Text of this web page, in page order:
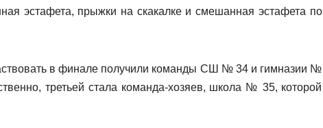
эстафета, прыжки на скакалке и смешанная эстафета по
в финале получили команды СШ № 34 и гимназии №
третьей стала команда-хозяев, школа № 35, которой